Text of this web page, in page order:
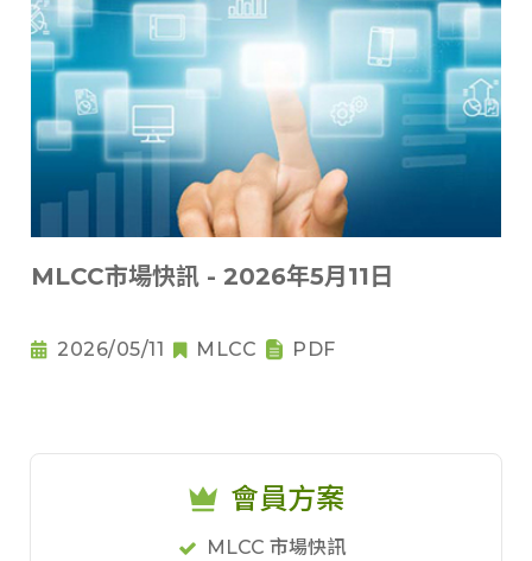
MLCC市場快訊 - 2026年5月11日
2026/05/11 MLCC PDF
會員方案
MLCC 市場快訊